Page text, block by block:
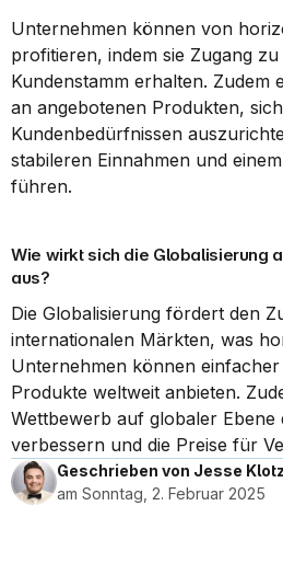
Unternehmen können von
profitieren, indem sie Zugang
Kundenstamm erhalten. Zudem
an angebotenen Produkten,
Kundenbedürfnissen
stabileren Einnahmen und
führen.
Wie wirkt sich die Globalisierung
aus?
Die Globalisierung fördert den
internationalen Märkten, was
Unternehmen können
Produkte weltweit anbieten.
Wettbewerb auf globaler Ebene
verbessern und die Preise für
Geschrieben von Jesse Klotz
am Sonntag, 2. Februar 2025